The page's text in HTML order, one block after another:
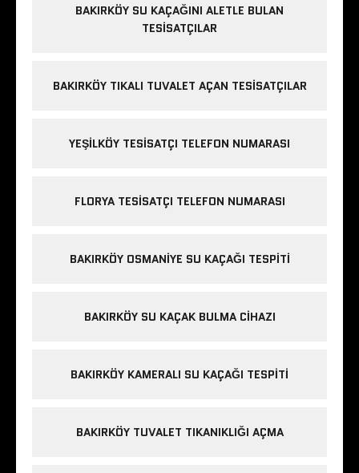
BAKIRKÖY SU KAÇAĞINI ALETLE BULAN
TESISATÇILAR
BAKIRKÖY TIKALI TUVALET AÇAN TESISATÇILAR
YEŞILKÖY TESISATÇI TELEFON NUMARASI
FLORYA TESISATÇI TELEFON NUMARASI
BAKIRKÖY OSMANIYE SU KAÇAĞI TESPITI
BAKIRKÖY SU KAÇAK BULMA CIHAZI
BAKIRKÖY KAMERALI SU KAÇAĞI TESPITI
BAKIRKÖY TUVALET TIKANIKLIĞI AÇMA